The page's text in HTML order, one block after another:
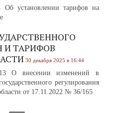
установлении тарифов на
И ТАРИФОВ
30 декабря 2025 в 16:44
О внесении изменений в
регулирования
от 17.11.2022 № 36/165